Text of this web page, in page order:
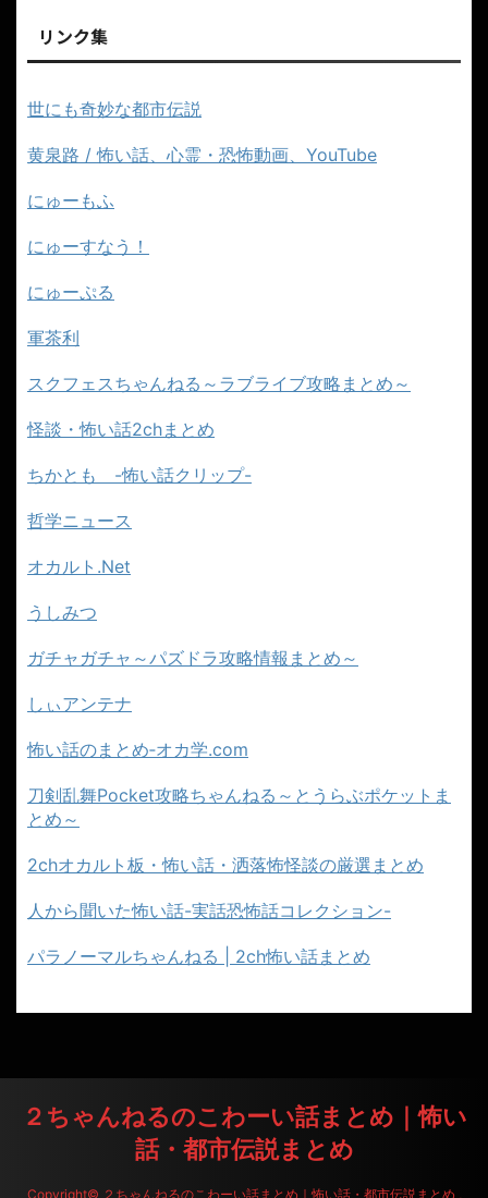
リンク集
世にも奇妙な都市伝説
黄泉路 / 怖い話、心霊・恐怖動画、YouTube
にゅーもふ
にゅーすなう！
にゅーぷる
軍茶利
スクフェスちゃんねる～ラブライブ攻略まとめ～
怪談・怖い話2chまとめ
ちかとも -怖い話クリップ-
哲学ニュース
オカルト.Net
うしみつ
ガチャガチャ～パズドラ攻略情報まとめ～
しぃアンテナ
怖い話のまとめ‐オカ学.com
刀剣乱舞Pocket攻略ちゃんねる～とうらぶポケットま
とめ～
2chオカルト板・怖い話・洒落怖怪談の厳選まとめ
人から聞いた怖い話-実話恐怖話コレクション-
パラノーマルちゃんねる | 2ch怖い話まとめ
２ちゃんねるのこわーい話まとめ｜怖い
話・都市伝説まとめ
Copyright© ２ちゃんねるのこわーい話まとめ｜怖い話・都市伝説まとめ ,